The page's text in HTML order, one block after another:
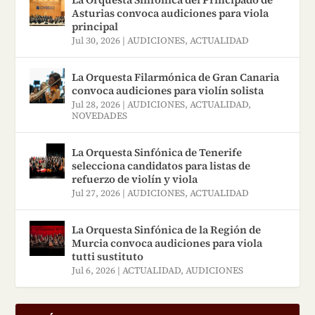
Reparaciones de violines,
violas y violonchelos –
Venta de instrumentos
antiguos – Valoraciones
para seguros.
de luthiers, también
colaboran con nosotros
algunos de los más
prestigiosos luthiers de
Cremona. C/ Doctor Mata, 1
violinesdeluthier@yahoo.com
Asturias convoca audiciones para viola
principal
Jul 30, 2026 |AUDICIONES,ACTUALIDAD
La Orquesta Filarmónica de Gran Canaria
convoca audiciones para violín solista
Jul 28, 2026 |AUDICIONES,ACTUALIDAD,
NOVEDADES
La Orquesta Sinfónica de Tenerife
selecciona candidatos para listas de
refuerzo de violín y viola
Jul 27, 2026 |AUDICIONES,ACTUALIDAD
La Orquesta Sinfónica de la Región de
Murcia convoca audiciones para viola
tutti sustituto
Jul 6, 2026 |ACTUALIDAD,AUDICIONES